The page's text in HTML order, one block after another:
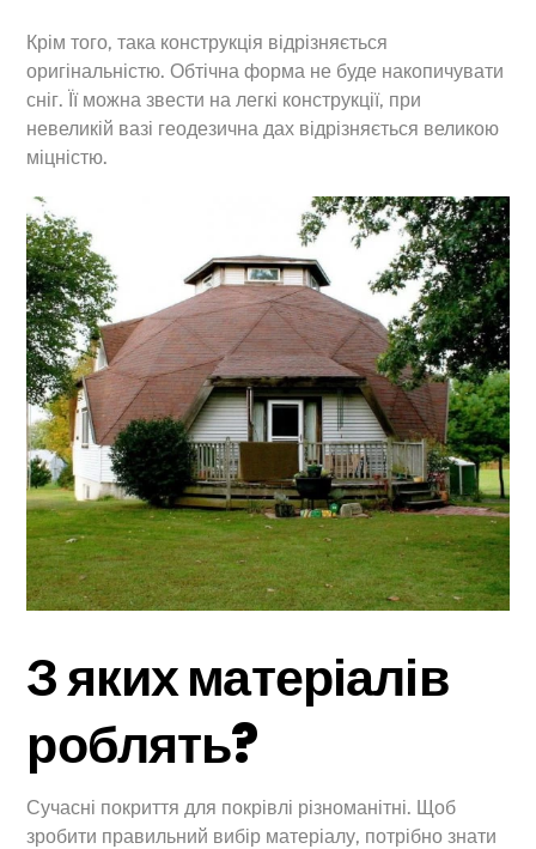
Крім того, така конструкція відрізняється
оригінальністю. Обтічна форма не буде накопичувати
сніг. Її можна звести на легкі конструкції, при
невеликій вазі геодезична дах відрізняється великою
міцністю.
З яких матеріалів
роблять?
Сучасні покриття для покрівлі різноманітні. Щоб
зробити правильний вибір матеріалу, потрібно знати